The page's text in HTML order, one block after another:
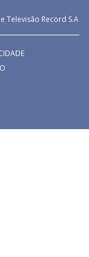
Televisão Record S.A